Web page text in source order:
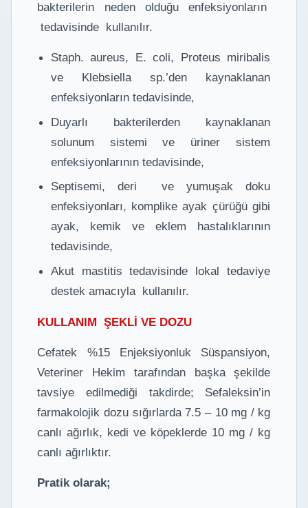
bakterilerin neden olduğu enfeksiyonların
tedavisinde kullanılır.
Staph. aureus, E. coli, Proteus miribalis
ve Klebsiella sp.’den kaynaklanan
enfeksiyonların tedavisinde,
Duyarlı bakterilerden kaynaklanan
solunum sistemi ve üriner sistem
enfeksiyonlarının tedavisinde,
Septisemi, deri ve yumuşak doku
enfeksiyonları, komplike ayak çürüğü gibi
ayak, kemik ve eklem hastalıklarının
tedavisinde,
Akut mastitis tedavisinde lokal tedaviye
destek amacıyla kullanılır.
KULLANIM ŞEKLİ VE DOZU
Cefatek %15 Enjeksiyonluk Süspansiyon,
Veteriner Hekim tarafından başka şekilde
tavsiye edilmediği takdirde; Sefaleksin’in
farmakolojik dozu sığırlarda 7.5 – 10 mg / kg
canlı ağırlık, kedi ve köpeklerde 10 mg / kg
canlı ağırlıktır.
Pratik olarak;